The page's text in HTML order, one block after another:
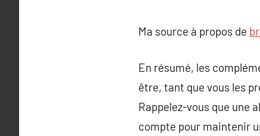
Ma source à propos de
En résumé, les
être, tant que vous les
Rappelez-vous que une
compte pour maintenir